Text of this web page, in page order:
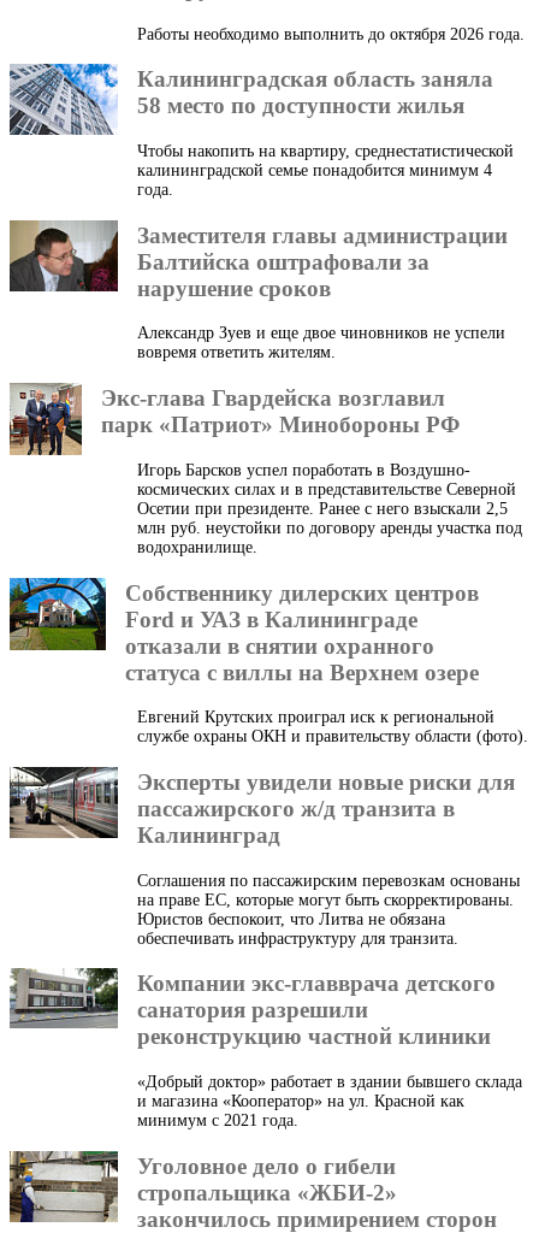
Работы необходимо выполнить до октября 2026 года.
Калининградская область заняла
58 место по доступности жилья
Чтобы накопить на квартиру, среднестатистической
калининградской семье понадобится минимум 4
года.
Заместителя главы администрации
Балтийска оштрафовали за
нарушение сроков
Александр Зуев и еще двое чиновников не успели
вовремя ответить жителям.
Экс-глава Гвардейска возглавил
парк «Патриот» Минобороны РФ
Игорь Барсков успел поработать в Воздушно-
космических силах и в представительстве Северной
Осетии при президенте. Ранее с него взыскали 2,5
млн руб. неустойки по договору аренды участка под
водохранилище.
Собственнику дилерских центров
Ford и УАЗ в Калининграде
отказали в снятии охранного
статуса с виллы на Верхнем озере
Евгений Крутских проиграл иск к региональной
службе охраны ОКН и правительству области (фото).
Эксперты увидели новые риски для
пассажирского ж/д транзита в
Калининград
Соглашения по пассажирским перевозкам основаны
на праве ЕС, которые могут быть скорректированы.
Юристов беспокоит, что Литва не обязана
обеспечивать инфраструктуру для транзита.
Компании экс-главврача детского
санатория разрешили
реконструкцию частной клиники
«Добрый доктор» работает в здании бывшего склада
и магазина «Кооператор» на ул. Красной как
минимум с 2021 года.
Уголовное дело о гибели
стропальщика «ЖБИ-2»
закончилось примирением сторон